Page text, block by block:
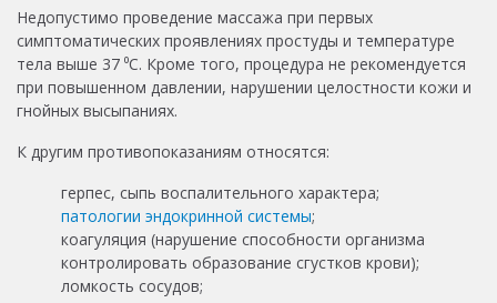
Недопустимо проведение массажа при первых
симптоматических проявлениях простуды и температуре
тела выше 37 ⁰C. Кроме того, процедура не рекомендуется
при повышенном давлении, нарушении целостности кожи и
гнойных высыпаниях.
К другим противопоказаниям относятся:
герпес, сыпь воспалительного характера;
патологии эндокринной системы;
коагуляция (нарушение способности организма
контролировать образование сгустков крови);
ломкость сосудов;